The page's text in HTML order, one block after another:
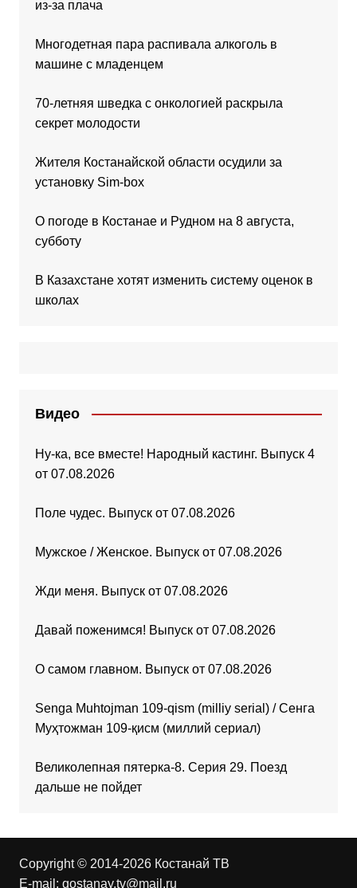
из-за плача
Многодетная пара распивала алкоголь в
машине с младенцем
70-летняя шведка с онкологией раскрыла
секрет молодости
Жителя Костанайской области осудили за
установку Sim-box
О погоде в Костанае и Рудном на 8 августа,
субботу
В Казахстане хотят изменить систему оценок в
школах
Видео
Ну-ка, все вместе! Народный кастинг. Выпуск 4
от 07.08.2026
Поле чудес. Выпуск от 07.08.2026
Мужское / Женское. Выпуск от 07.08.2026
Жди меня. Выпуск от 07.08.2026
Давай поженимся! Выпуск от 07.08.2026
О самом главном. Выпуск от 07.08.2026
Senga Muhtojman 109-qism (milliy serial) / Сенга
Муҳтожман 109-қисм (миллий сериал)
Великолепная пятерка-8. Серия 29. Поезд
дальше не пойдет
Copyright © 2014-2026 Костанай ТВ
E-mail: qostanay.tv@mail.ru